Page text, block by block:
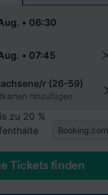
r (26-59)
hinzufügen
zu 20 %
Booking.com
Tickets finden